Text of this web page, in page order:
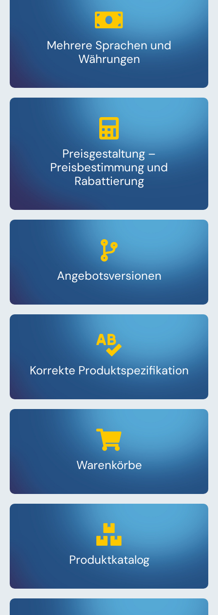
Mehrere Sprachen und
Währungen
Preisgestaltung –
Preisbestimmung und
Rabattierung
Angebotsversionen
Korrekte Produktspezifikation
Warenkörbe
Produktkatalog